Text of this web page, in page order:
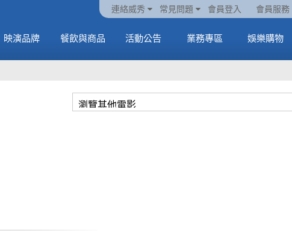
連絡威秀 常見問題 會員登入 會員服務
MORE
ATEEZ 邀請你進入
另一個感官維度
MORE
火熱預售中《汪
映演品牌 餐飲與商品
MORE
🥤威秀獨家電影套餐
🥤全台熱賣中
MORE
《劇場版吉伊卡
活動公告 業務專區 娛樂購物